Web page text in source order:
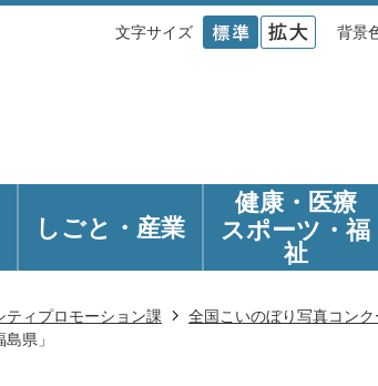
文字サイズ 背景
しごと・産業
健康・医療
スポーツ・福
祉
ティプロモーション課 全国こいのぼり写真コン
県」